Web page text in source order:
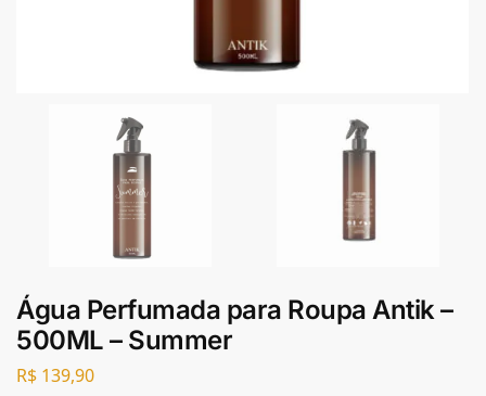
Água Perfumada para Roupa Antik –
500ML – Summer
R$ 139,90